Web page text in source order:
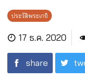
ประวัติพระเกจิ
17 ธ.ค. 2020
share